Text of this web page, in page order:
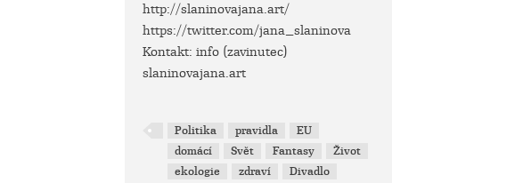
http://slaninovajana.art/
https://twitter.com/jana_slaninova
Kontakt: info (zavinutec)
slaninovajana.art
Politika pravidla
EU
domácí
Svět Fantasy
Život
ekologie
zdraví
Divadlo